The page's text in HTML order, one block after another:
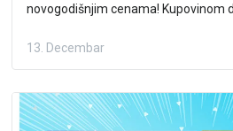
novogodišnjim cenama! Kupovinom
13. Decembar